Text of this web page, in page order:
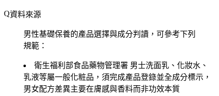
資料來源
男性基礎保養的產品選擇與成分判讀，可參考下列
規範：
衛生福利部食品藥物管理署 男士洗面乳、化妝水、
乳液等屬一般化粧品，須完成產品登錄並全成分標示，
男女配方差異主要在膚感與香料而非功效本質